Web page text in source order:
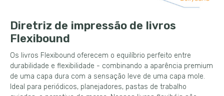
Diretriz de impressão de livros
Flexibound
Os livros Flexibound oferecem o equilíbrio perfeito entre
durabilidade e flexibilidade - combinando a aparência premium
de uma capa dura com a sensação leve de uma capa mole.
Ideal para periódicos, planejadores, pastas de trabalho